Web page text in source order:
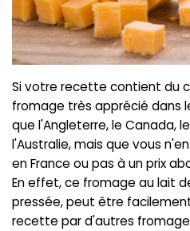
Si votre recette contient du
fromage très apprécié dans
que l'Angleterre, le Canada,
l'Australie, mais que vous
en France ou pas à un prix
En effet, ce fromage au lait
pressée, peut être
recette par d'autres